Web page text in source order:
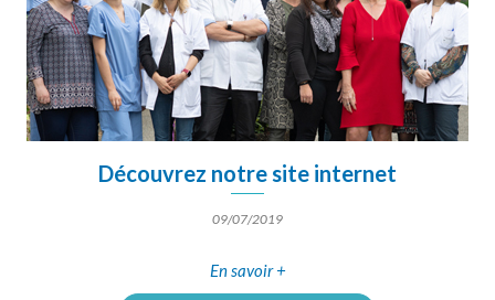
Découvrez notre site internet
09/07/2019
En savoir +